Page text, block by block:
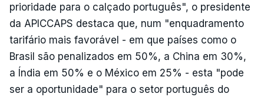
prioridade para o calçado português", o presidente
da APICCAPS destaca que, num "enquadramento
tarifário mais favorável - em que países como o
Brasil são penalizados em 50%, a China em 30%,
a Índia em 50% e o México em 25% - esta "pode
ser a oportunidade" para o setor português do